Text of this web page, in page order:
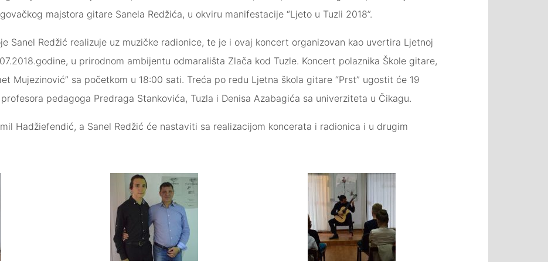
majstora gitare Sanela Redžića, u okviru manifestacije “Ljeto u Tuzli 2018”.
Sanel Redžić realizuje uz muzičke radionice, te je i ovaj koncert organizovan kao uvertira Ljetnoj
u prirodnom ambijentu odmarališta Zlača kod Tuzle. Koncert polaznika Škole gitare,
Mujezinović” sa početkom u 18:00 sati. Treća po redu Ljetna škola gitare “Prst” ugostit će 19
pedagoga Predraga Stankovića, Tuzla i Denisa Azabagića sa univerziteta u Čikagu.
Hadžiefendić, a Sanel Redžić će nastaviti sa realizacijom koncerata i radionica i u drugim